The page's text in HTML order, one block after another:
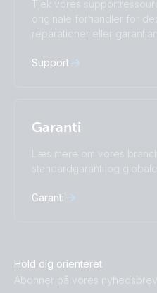
Русский
中國人
Tjek vores
originale forhandler for
reparationer eller
Support
Garanti
Læs mere om vores
standardgaranti og
Garanti
Hold dig orienteret
Abonner på vores nyhedsbrev